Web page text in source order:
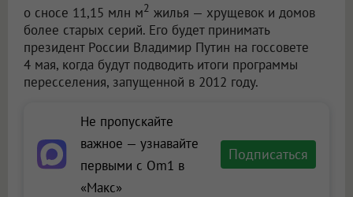
о сносе 11,15 млн м2 жилья — хрущевок и домов
более старых серий. Его будет принимать
президент России Владимир Путин на госсовете
4 мая, когда будут подводить итоги программы
пересселения, запущенной в 2012 году.
Не пропускайте
важное — узнавайте
первыми с Om1 в
«Макс»
Подписаться